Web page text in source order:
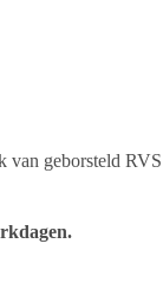
geborsteld